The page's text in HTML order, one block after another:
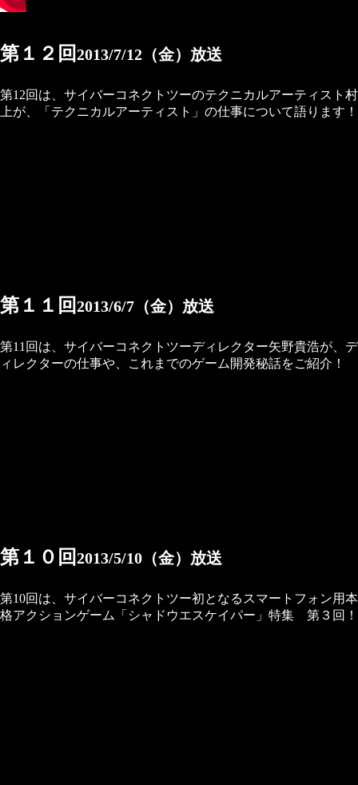
第１２回2013/7/12（金）放送
第12回は、サイバーコネクトツーのテクニカルアーティスト村
上が、「テクニカルアーティスト」の仕事について語ります！
第１１回2013/6/7（金）放送
第11回は、サイバーコネクトツーディレクター矢野貴浩が、デ
ィレクターの仕事や、これまでのゲーム開発秘話をご紹介！
第１０回2013/5/10（金）放送
第10回は、サイバーコネクトツー初となるスマートフォン用本
格アクションゲーム「シャドウエスケイパー」特集 第３回！